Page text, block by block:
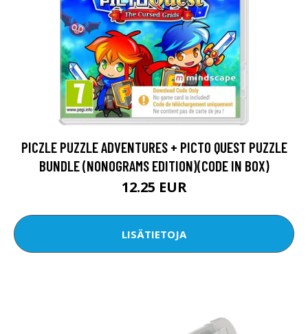
PICZLE PUZZLE ADVENTURES + PICTO QUEST PUZZLE
BUNDLE (NONOGRAMS EDITION)(CODE IN BOX)
12.25 EUR
LISÄTIETOJA